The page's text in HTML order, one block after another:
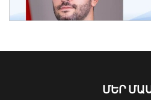
կանխվել է հրդեհի
ՄԵՐ